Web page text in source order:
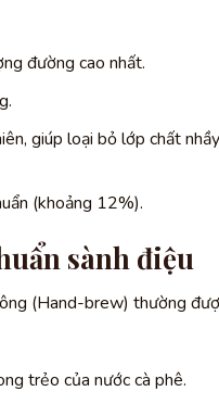
đường cao nhất.
giúp loại bỏ lớp chất
(khoảng 12%).
sành điệu
(Hand-brew) thường
trẻo của nước cà phê.